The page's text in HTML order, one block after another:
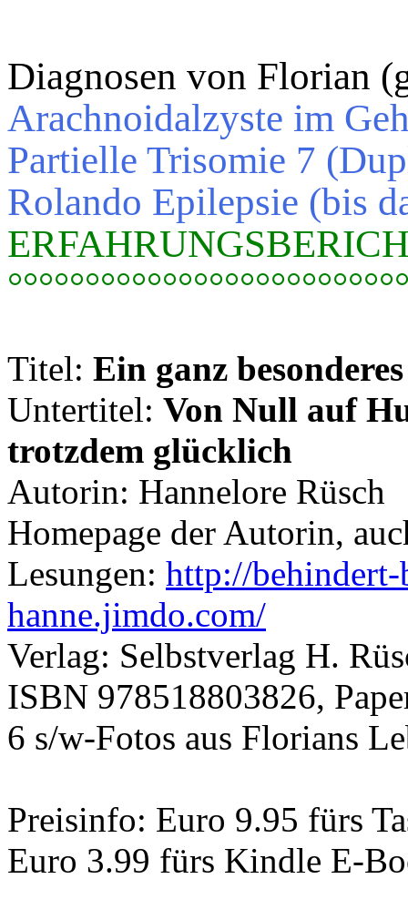
Diagnosen von Florian
Arachnoidalzyste im
Partielle Trisomie 7
Rolando Epilepsie (bis
Titel: Ein ganz
Untertitel: Von Null auf
trotzdem glücklich
Autorin: Hannelore Rüsch
Homepage der Autorin,
Lesungen: http://behindert-
hanne.jimdo.com/
Verlag: Selbstverlag H.
ISBN 978518803826,
6 s/w-Fotos aus Florians
Preisinfo: Euro 9.95 fürs
Euro 3.99 fürs Kindle E-